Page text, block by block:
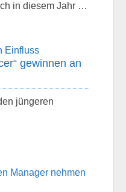
in diesem Jahr …
gewinnen an
jüngeren